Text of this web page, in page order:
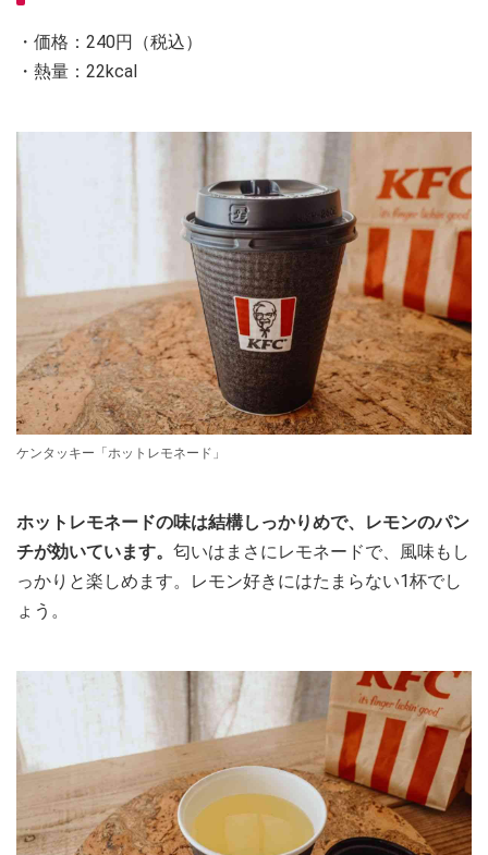
・価格：240円（税込）
・熱量：22kcal
ケンタッキー「ホットレモネード」
ホットレモネードの味は結構しっかりめで、レモンのパン
チが効いています。 匂いはまさにレモネードで、風味もし
っかりと楽しめます。レモン好きにはたまらない1杯でし
ょう。